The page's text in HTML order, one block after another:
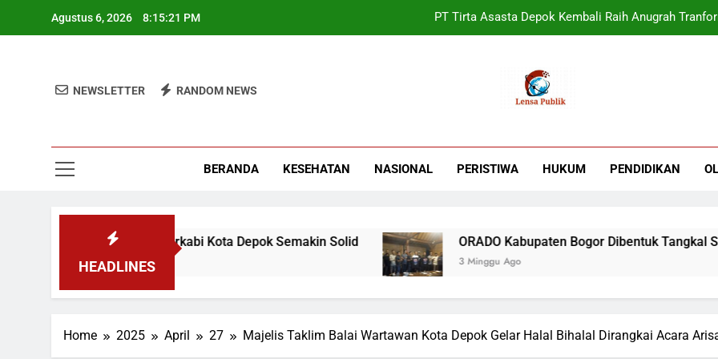
Agustus 6, 2026 8:15:21 PM PT Tirta Asasta Depok Kembali Raih Anugrah
Terbukti! Selama Kepemimpinan Ketua
NEWSLETTER RANDOM NEWS
BERANDA KESEHATAN NASIONAL PERISTIWA HUKUM PENDIDIKAN
HEADLINES
Ketua Barok, Forkabi Kota Depok Semakin Solid ORADO Kabupaten Bogor Dibentuk Tangkal Stigma
3 Minggu Ago
Home 2025 April 27 Majelis Taklim Balai Wartawan Kota Depok Gelar Halal Bihalal Dirangkai Acara